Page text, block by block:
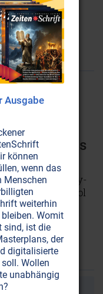
mit den
wird sie
und
ONLINE VERFÜGBAR
UTOPIA
schaut aus
Navy-
über den Nordpol
Innern der
das vom
Verschluß
AUSGABE BESTELLEN
Ausgabe
können
wenn das
Menschen
weiterhin
Womit
sind, ist die
der
digitalisierte
soll. Wollen
unabhängig